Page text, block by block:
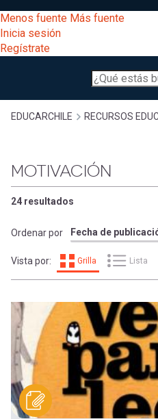
al
contenido
principal
[Educarchile
Escritorio]
Menú
entrar
a
mi
cuenta
Menos fuente Más fuente
Inicia sesión
Regístrate
Buscar
Menú
principal
Desarrollo
Expand
Gestión
Comunidad
Expand
Expand
Mobile]
Menú
Inicia
sesión
enlaces
de
ayuda
a
la
EDUCARCHILE RECURSOS
MOTIVACIÓN
24 resultados
Ordenar por
Vista por: Grilla Lista